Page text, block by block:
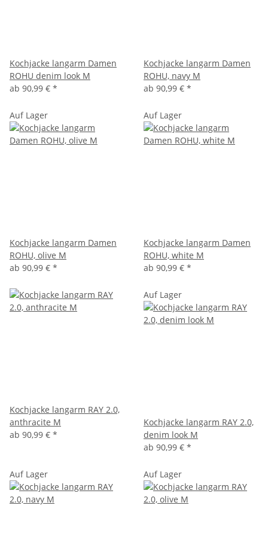
Kochjacke langarm Damen
ROHU denim look M
ab 90,99 € *
Kochjacke langarm Damen
ROHU, navy M
ab 90,99 € *
Auf Lager
Kochjacke langarm Damen
ROHU, olive M
ab 90,99 € *
Auf Lager
Kochjacke langarm Damen
ROHU, white M
ab 90,99 € *
Kochjacke langarm RAY 2.0,
anthracite M
ab 90,99 € *
Auf Lager
Kochjacke langarm RAY 2.0,
denim look M
ab 90,99 € *
Auf Lager Auf Lager